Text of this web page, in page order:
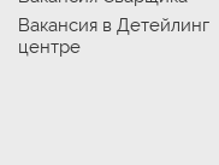
Вакансия в Детейлинг
центре